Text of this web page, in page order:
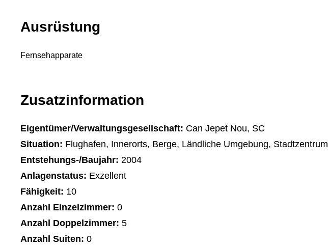
Ausrüstung
Fernsehapparate
Zusatzinformation
Eigentümer/Verwaltungsgesellschaft: Can Jepet Nou, SC
Situation: Flughafen, Innerorts, Berge, Ländliche Umgebung, Stadtzentrum
Entstehungs-/Baujahr: 2004
Anlagenstatus: Exzellent
Fähigkeit: 10
Anzahl Einzelzimmer: 0
Anzahl Doppelzimmer: 5
Anzahl Suiten: 0